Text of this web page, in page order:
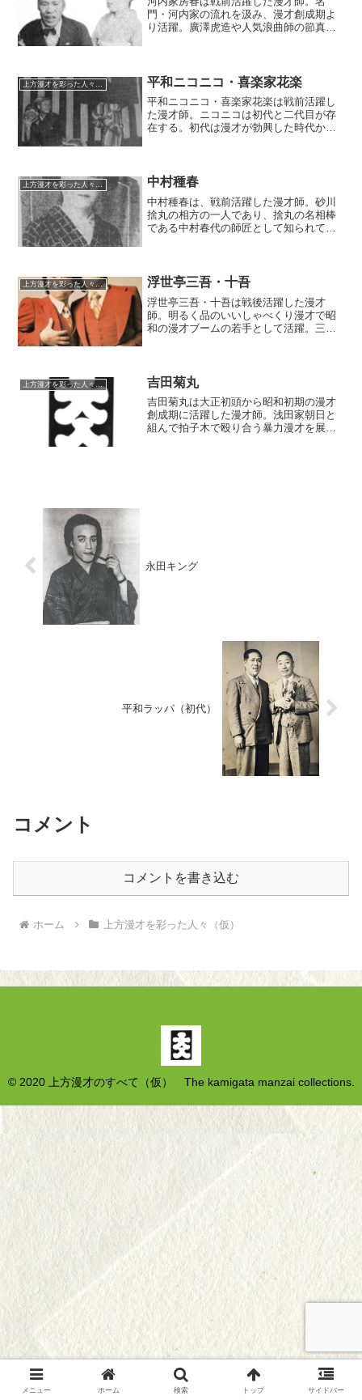
門・河内家の流れを汲み、漫才創成期よ
り活躍。廣澤虎造や人気浪曲師の節真似
で漫才よりもそちらで浮名を流したとい
う。相方は妻の鶴江が長かった。
上方漫才を彩った人々（仮） 平和ニコニコ・喜楽家花楽
平和ニコニコ・喜楽家花楽は戦前活躍し
た漫才師。ニコニコは初代と二代目が存
在する。初代は漫才が勃興した時代から
剣舞や芝居に優れた女傑として活躍を続
けたという。
上方漫才を彩った人々（仮） 中村種春
中村種春は、戦前活躍した漫才師。砂川
捨丸の相方の一人であり、捨丸の名相棒
である中村春代の師匠として知られてい
看板の一人として君臨した。
上方漫才を彩った人々（仮） 浮世亭三吾・十吾
浮世亭三吾・十吾は戦後活躍した漫才
師。明るく品のいいしゃべくり漫才で昭
和の漫才ブームの若手として活躍。三吾
上方漫才を彩った人々（仮） 吉田菊丸
吉田菊丸は大正初頭から昭和初期の漫才
創成期に活躍した漫才師。浅田家朝日と
組んで拍子木で殴り合う暴力漫才を展開
永田キング
平和ラッパ（初代）
コメント
コメントを書き込む
ホーム 上方漫才を彩った人々（仮）
© 2020 上方漫才のすべて（仮） The kamigata manzai collections.
メニュー ホーム 検索 トップ サイドバー